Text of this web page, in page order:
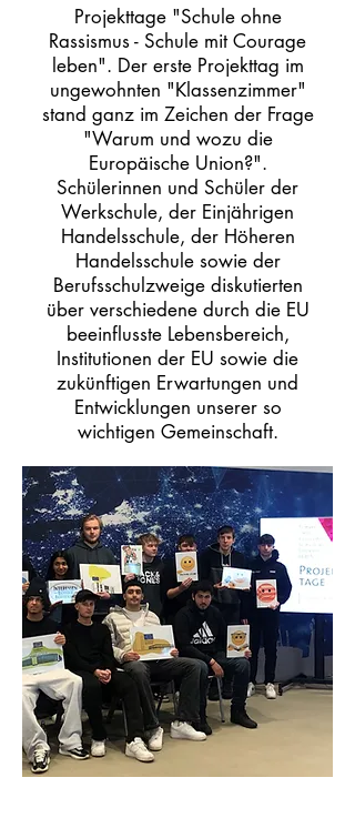
Projekttage "Schule ohne
Rassismus - Schule mit Courage
leben". Der erste Projekttag im
ungewohnten "Klassenzimmer"
stand ganz im Zeichen der Frage
"Warum und wozu die
Europäische Union?".
Schülerinnen und Schüler der
Werkschule, der Einjährigen
Handelsschule, der Höheren
Handelsschule sowie der
Berufsschulzweige diskutierten
über verschiedene durch die EU
beeinflusste Lebensbereich,
Institutionen der EU sowie die
zukünftigen Erwartungen und
Entwicklungen unserer so
wichtigen Gemeinschaft.